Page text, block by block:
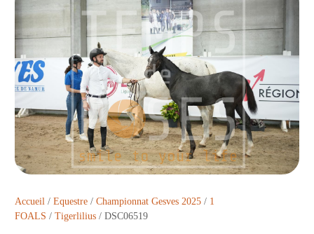
Accueil /Equestre /Championnat Gesves 2025 / 1
FOALS /Tigerlilius / DSC06519